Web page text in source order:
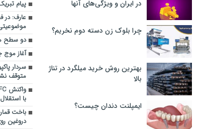
در ایران و ویژگی‌های آنها
چرا بلوک زن دسته دوم نخریم؟
بهترین روش خرید میلگرد در تناژ
بالا
ایمپلنت دندان چیست؟
پیام
عارف: در
دو سطح
آغاز موج
سردار
متوقف
با استقلال
باخت
دروغین